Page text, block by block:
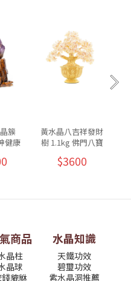
簇
健康
黃水晶八吉祥發財
樹 1.1kg 佛門八寶
$3600
商品
晶柱
晶球
貔貅
水晶知識
天鐵功效
碧璽功效
紫水晶洞推薦